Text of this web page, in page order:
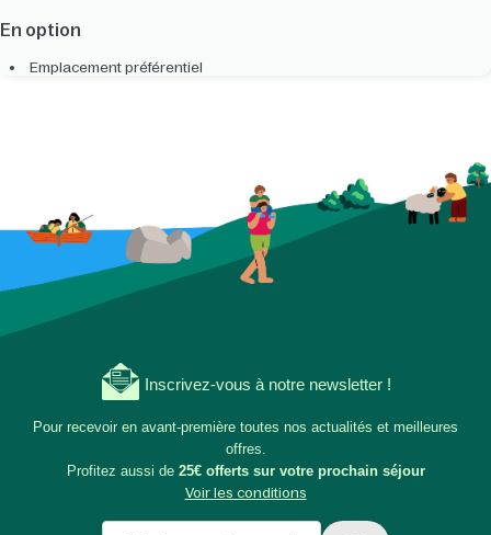
En option
Emplacement préférentiel
Inscrivez-vous à notre newsletter !
Pour recevoir en avant-première toutes nos actualités et meilleures
offres.
Profitez aussi de 25€ offerts sur votre prochain séjour
Voir les conditions